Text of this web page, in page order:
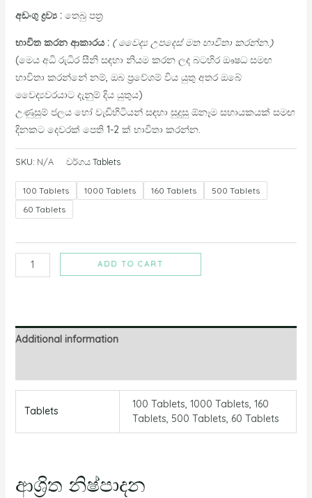
අඩංගු ද්‍රව්‍ය : තෙබු පත්‍ර
භාවිත කරන ආකාරය : ( වෛද්‍ය උපදෙස් මත භාවිතා කරන්න.)
(මෙය අධි රුධිර සීනි සඳහා නියම කරන ලද බටහිර ඖෂධ සමඟ
භාවිතා කරන්නේ නම්, ඔබ ප්‍රවේශම් විය යුතු අතර ඔබේ
වෛද්‍යවරයාට දැනුම් දිය යුතුය)
උණුසුම් ජලය හෝ වැඩිහිටියන් සඳහා සුදුසු ඕනෑම සහායකයක් සමඟ
දිනකට දෙවරක් පෙති 1-2 ක් භාවිතා කරන්න.
SKU: N/A වර්ගයTablets
100 Tablets 1000 Tablets 160 Tablets
500 Tablets
60 Tablets
ADD TO CART
Additional information
Tablets
100 Tablets, 1000 Tablets, 160
Tablets, 500 Tablets, 60 Tablets
ආශ්‍රිත නිෂ්පාදන